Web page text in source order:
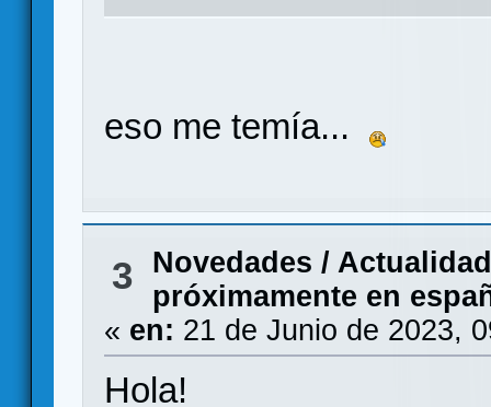
eso me temía...
3
Novedades / Actualidad
próximamente en
« en: 21 de Junio de 2023,
Hola!